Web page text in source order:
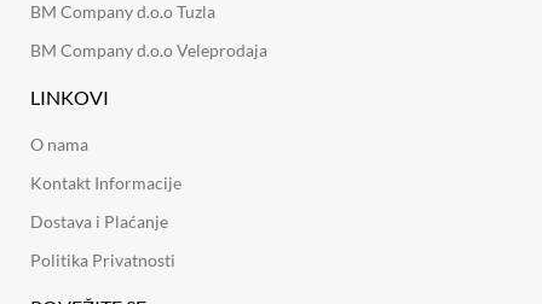
BM Company d.o.o Tuzla
BM Company d.o.o Veleprodaja
LINKOVI
O nama
Kontakt Informacije
Dostava i Plaćanje
Politika Privatnosti